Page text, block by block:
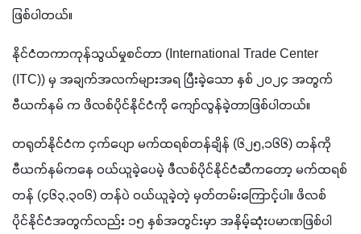
ဖြစ်ပါတယ်။
နိုင်ငံတကာကုန်သွယ်မှုစင်တာ (International Trade Center
(ITC)) မှ အချက်အလက်များအရ ပြီးခဲ့သော နှစ် ၂၀၂၄ အတွက်
ဗီယက်နမ် က ဖိလစ်ပိုင်နိုင်ငံကို ကျော်လွန်ခဲ့တာဖြစ်ပါတယ်။
တရုတ်နိုင်ငံက ငှက်ပျော မက်ထရစ်တန်ချိန် (၆၂၅,၁၆၆) တန်ကို
ဗီယက်နမ်ကနေ ဝယ်ယူခဲ့ပေမဲ့ ဖီလစ်ပိုင်နိုင်ငံဆီကတော့ မက်ထရစ်
တန် (၄၆၃,၃၀၆) တန်ပဲ ဝယ်ယူခဲ့တဲ့ မှတ်တမ်းကြောင့်ပါ။ ဖိလစ်
ပိုင်နိုင်ငံအတွက်လည်း ၁၅ နှစ်အတွင်းမှာ အနိမ့်ဆုံးပမာဏဖြစ်ပါ